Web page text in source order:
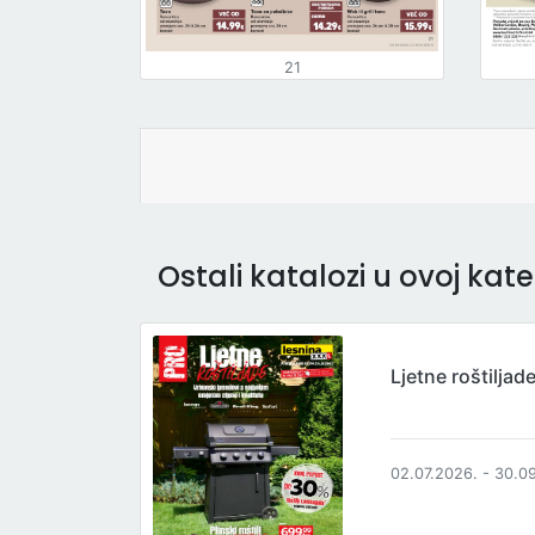
21
Ostali katalozi u ovoj
Ljetne
02.07.2026. -